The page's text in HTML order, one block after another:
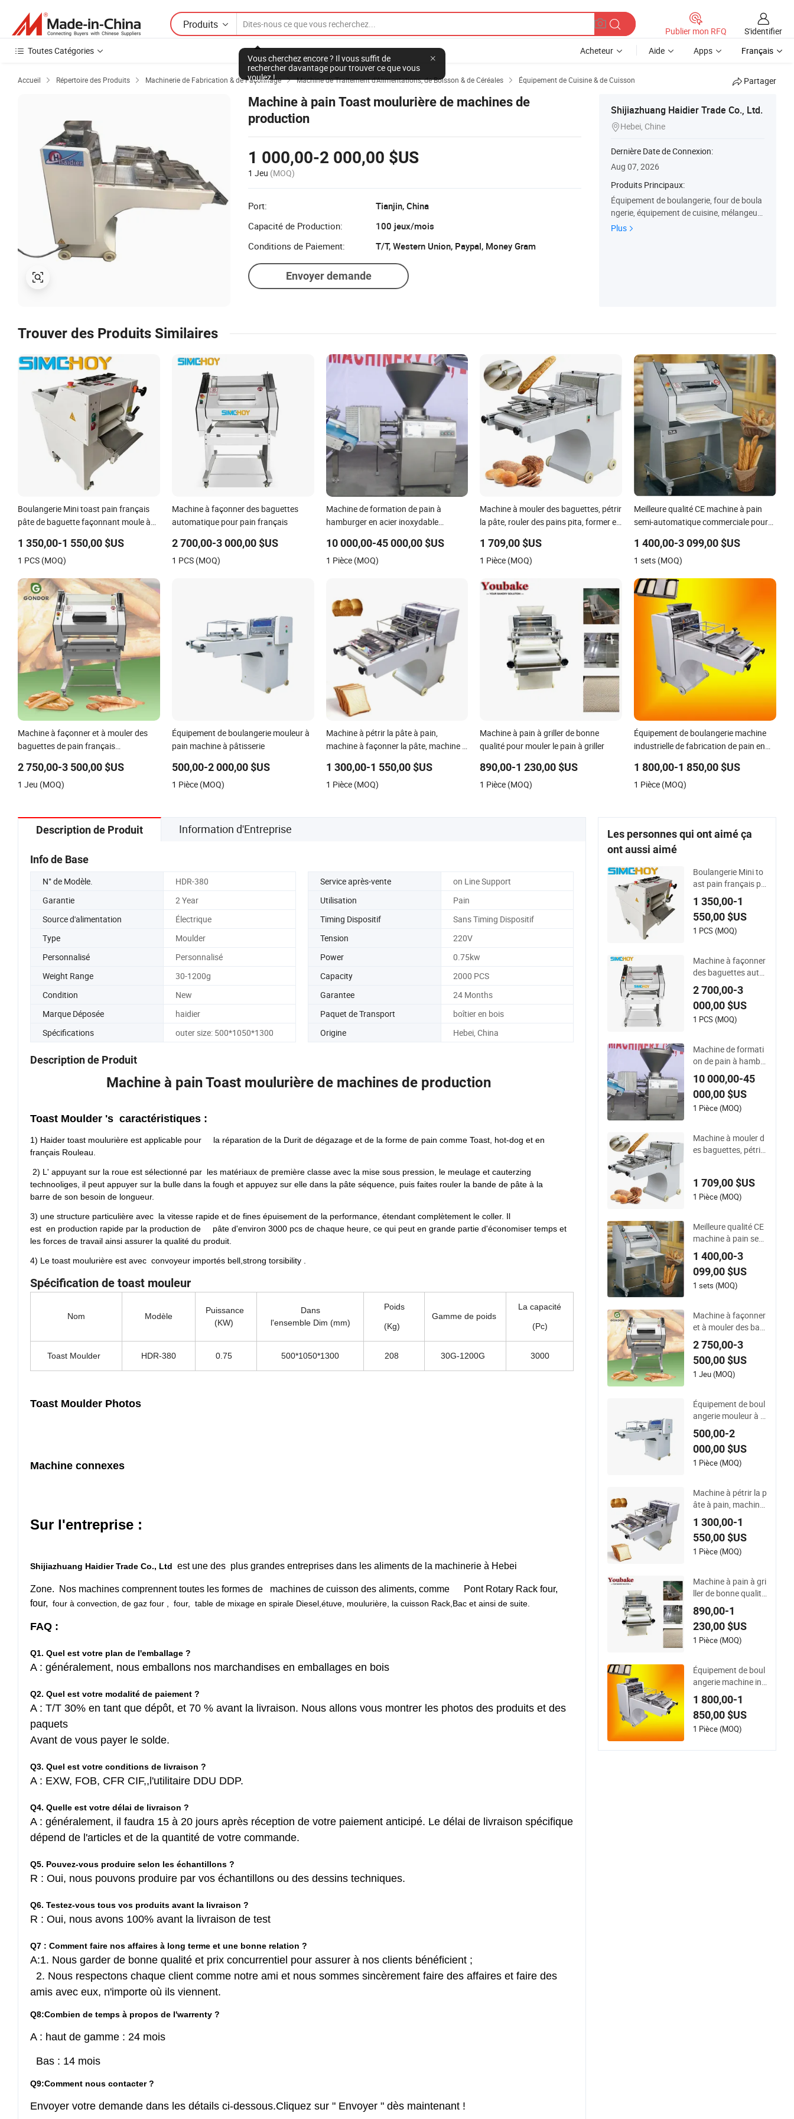
Produits
Vous cherchez encore ? Il vous suffit de
rechercher davantage pour trouver ce que vous
voulez !
Publier mon RFQ
S'identifier
Toutes Catégories
Acheteur Aide Apps Français
Accueil  Répertoire des Produits  Machinerie de Fabrication & de Façonnage  Machine de Traitement d'Alimentations, de Boisson & de Céréales  Équipement de Cuisine & de Cuisson Partager
Machine à pain Toast moulurière de machines de
production
1 000,00-2 000,00 $US
1 Jeu (MOQ)
Port:
Tianjin, China
Capacité de Production:
100 jeux/mois
Conditions de Paiement:
T/T, Western Union, Paypal, Money Gram
Envoyer demande
Shijiazhuang Haidier Trade Co., Ltd.
Hebei, Chine
Dernière Date de Connexion:
Aug 07, 2026
Produits Principaux:
Équipement de boulangerie, four de boula
ngerie, équipement de cuisine, mélangeur
de pâte à pâtisserie, machine à grignoter,
Plus
Trouver des Produits Similaires
Boulangerie Mini toast pain français
pâte de baguette façonnant moule à
1 350,00-1 550,00 $US
1 PCS (MOQ)
Machine à façonner des baguettes
automatique pour pain français
2 700,00-3 000,00 $US
1 PCS (MOQ)
Machine de formation de pain à
hamburger en acier inoxydable
et mouler la pâte
10 000,00-45 000,00 $US
1 Pièce (MOQ)
Machine à mouler des baguettes, pétrir
la pâte, rouler des pains pita, former et
1 709,00 $US
1 Pièce (MOQ)
Meilleure qualité CE machine à pain
semi-automatique commerciale pour
pains, toasts, mini automat, coupe
baguette, mouleur pliant à vendre
1 400,00-3 099,00 $US
1 sets (MOQ)
Machine à façonner et à mouler des
baguettes de pain français
2 750,00-3 500,00 $US
1 Jeu (MOQ)
Équipement de boulangerie mouleur à
pain machine à pâtisserie
500,00-2 000,00 $US
1 Pièce (MOQ)
Machine à pétrir la pâte à pain,
machine à façonner la pâte, machine à
1 300,00-1 550,00 $US
1 Pièce (MOQ)
Machine à pain à griller de bonne
qualité pour mouler le pain à griller
890,00-1 230,00 $US
1 Pièce (MOQ)
Équipement de boulangerie machine
industrielle de fabrication de pain en
machines boulangerie maintien de la
forme pétrin à pain machine à toaster
1 800,00-1 850,00 $US
1 Pièce (MOQ)
Description de Produit Information d'Entreprise
Info de Base
N° de Modèle. HDR-380 Service après-vente
on Line Support
Garantie
2 Year Utilisation
Pain
Source d'alimentation
Électrique Timing Dispositif
Sans Timing Dispositif
Type
Moulder Tension
220V
Personnalisé
Personnalisé Power
0.75kw
Weight Range
30-1200g Capacity
2000 PCS
Condition
New Garantee
24 Months
Marque Déposée
haidier Paquet de Transport
boîtier en bois
Spécifications
outer size: 500*1050*1300 Origine Hebei, China
Description de Produit
Machine à pain Toast moulurière de machines de production
Toast Moulder 's caractéristiques :
1) Haider toast moulurière est applicable pour la réparation de la Durit de dégazage et de la forme de pain comme Toast, hot-dog et en
français Rouleau.
2) L' appuyant sur la roue est sélectionné par les matériaux de première classe avec la mise sous pression, le meulage et cauterzing
technooliges, il peut appuyer sur la bulle dans la fough et appuyez sur elle dans la pâte séquence, puis faites rouler la bande de pâte à la
barre de son besoin de longueur.
3) une structure particulière avec la vitesse rapide et de fines épuisement de la performance, étendant complètement le coller. Il
est en production rapide par la production de pâte d'environ 3000 pcs de chaque heure, ce qui peut en grande partie d'économiser temps et
les forces de travail ainsi assurer la qualité du produit.
4) Le toast moulurière est avec convoyeur importés bell,strong torsibility .
Spécification de toast mouleur
Nom Modèle
Puissance
(KW)
Dans
l'ensemble Dim (mm)
Poids
(Kg)
Gamme de poids
La capacité
(Pc)
Toast Moulder HDR-380 0.75 500*1050*1300 208 30G-1200G 3000
Toast Moulder Photos
Machine connexes
Sur l'entreprise :
Shijiazhuang Haidier Trade Co., Ltd est une des plus grandes entreprises dans les aliments de la machinerie à Hebei
Zone. Nos machines comprennent toutes les formes de machines de cuisson des aliments, comme Pont Rotary Rack four,
four, four à convection, de gaz four , four, table de mixage en spirale Diesel,étuve, moulurière, la cuisson Rack,Bac et ainsi de suite.
FAQ :
Q1. Quel est votre plan de l'emballage ?
A : généralement, nous emballons nos marchandises en emballages en bois
Q2. Quel est votre modalité de paiement ?
A : T/T 30% en tant que dépôt, et 70 % avant la livraison. Nous allons vous montrer les photos des produits et des
paquets
Avant de vous payer le solde.
Q3. Quel est votre conditions de livraison ?
A : EXW, FOB, CFR CIF,,l'utilitaire DDU DDP.
Q4. Quelle est votre délai de livraison ?
A : généralement, il faudra 15 à 20 jours après réception de votre paiement anticipé. Le délai de livraison spécifique
dépend de l'articles et de la quantité de votre commande.
Q5. Pouvez-vous produire selon les échantillons ?
R : Oui, nous pouvons produire par vos échantillons ou des dessins techniques.
Q6. Testez-vous tous vos produits avant la livraison ?
R : Oui, nous avons 100% avant la livraison de test
Q7 : Comment faire nos affaires à long terme et une bonne relation ?
A:1. Nous garder de bonne qualité et prix concurrentiel pour assurer à nos clients bénéficient ;
2. Nous respectons chaque client comme notre ami et nous sommes sincèrement faire des affaires et faire des
amis avec eux, n'importe où ils viennent.
Q8:Combien de temps à propos de l'warrenty ?
A : haut de gamme : 24 mois
Bas : 14 mois
Q9:Comment nous contacter ?
Envoyer votre demande dans les détails ci-dessous.Cliquez sur " Envoyer " dès maintenant !
Les personnes qui ont aimé ça
ont aussi aimé
Boulangerie Mini to
ast pain français pâ
te de baguette faço
nnant moule à pres
ser Machine
1 350,00-1
550,00 $US
1 PCS (MOQ)
Machine à façonner
des baguettes auto
matique pour pain f
rançais
2 700,00-3
000,00 $US
1 PCS (MOQ)
Machine de formati
on de pain à hambu
rger en acier inoxyd
able industriel à gra
nde vitesse pour divi
ser et mouler la pâte
10 000,00-45
000,00 $US
1 Pièce (MOQ)
Machine à mouler d
es baguettes, pétrir l
ouler
1 709,00 $US
1 Pièce (MOQ)
Meilleure qualité CE
machine à pain sem
i-automatique com
merciale pour la fab
rication de pains lon
gs, petits pains, toa
leur pliant à vendre
1 400,00-3
099,00 $US
1 sets (MOQ)
Machine à façonner
et à mouler des bag
uettes de pain franç
ais automatique
2 750,00-3
500,00 $US
1 Jeu (MOQ)
Équipement de boul
angerie mouleur à p
ain machine à pâtis
serie
500,00-2
000,00 $US
1 Pièce (MOQ)
Machine à pétrir la p
âte à pain, machine
à façonner la pâte,
machine à rouler la
pâte
1 300,00-1
550,00 $US
1 Pièce (MOQ)
Machine à pain à gri
ller de bonne qualité
pour mouler le pain
à griller
890,00-1
230,00 $US
1 Pièce (MOQ)
Équipement de boul
angerie machine ind
ustrielle de fabricati
on de pain en tranc
hes ligne de product
ion de pain machine
en de la forme pétri
1 800,00-1
850,00 $US
1 Pièce (MOQ)